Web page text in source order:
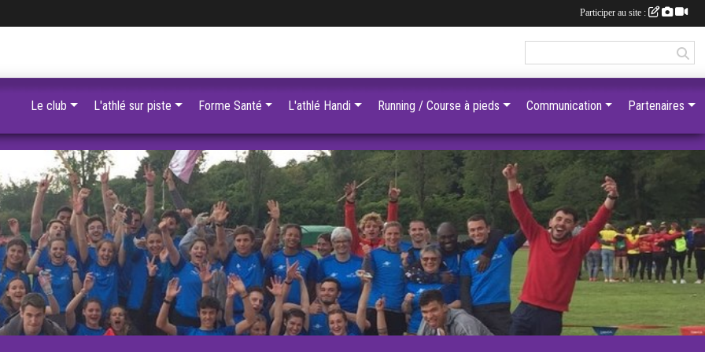
Le club L'athlé sur piste Forme Santé L'athlé Handi Running / Course à pieds Communication Partenaires
Participer au site :